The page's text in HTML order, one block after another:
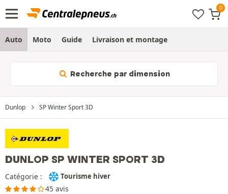
Auto Moto Guide Livraison et montage
Recherche par dimension
Dunlop SP Winter Sport 3D
DUNLOP SP WINTER SPORT 3D
Catégorie : Tourisme hiver
45 avis